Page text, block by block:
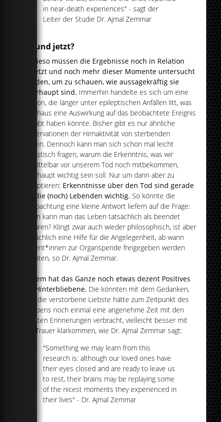
in near-death experiences" - sagt der
Leiter der Studie Dr. Ajmal Zemmar
Ja, und jetzt?
Sowieso müssen die Ergebnisse noch in Relation
gesetzt und noch mehr dieser Momente untersucht
werden, um zu schauen, wie aussagekräftig sie
überhaupt sind. Immerhin handelte es sich um eine
Person, die länger unter epileptischen Anfällen litt, was
durchaus eine Auswirkung auf das beobachtete Ereignis
gehabt haben könnte. Bisher gibt es nur ähnliche
Observationen der Hirnaktivität von sterbenden
Ratten. Dennoch kann man sich schon mal leicht
nihilistisch fragen, warum die Erkenntnis, was wir
unmittelbar vor unserem Tod noch mitbekommen,
überhaupt wichtig sein soll. Nur um dann aber zu
akzeptieren: Erkenntnisse über den Tod sind gerade
für die (noch) Lebenden wichtig. So könnte die
Beobachtung eine kleine Antwort liefern auf die Frage:
Wann kann man das Leben tatsächlich als beendet
erklären? Klingt zwar auch wieder philosophisch, ist aber
tatsächlich eine Hilfe für die Angelegenheit, ab wann
Patient*innen zur Organspende freigegeben werden
könnten, so Dr. Ajmal Zemmar.
Zudem hat das Ganze noch etwas dezent Positives
für Hinterbliebene. Die könnten mit dem Gedanken,
der*die verstorbene Liebste hätte zum Zeitpunkt des
Sterbens noch einmal eine angenehme Zeit mit den
liebsten Erinnerungen verbracht, vielleicht besser mit
der Trauer klarkommen, wie Dr. Ajmal Zemmar sagt:
"Something we may learn from this
research is: although our loved ones have
their eyes closed and are ready to leave us
to rest, their brains may be replaying some
of the nicest moments they experienced in
their lives" - Dr. Ajmal Zemmar